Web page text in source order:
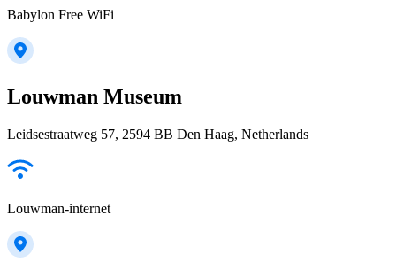
Babylon Free WiFi
Louwman Museum
Leidsestraatweg 57, 2594 BB Den Haag, Netherlands
Louwman-internet